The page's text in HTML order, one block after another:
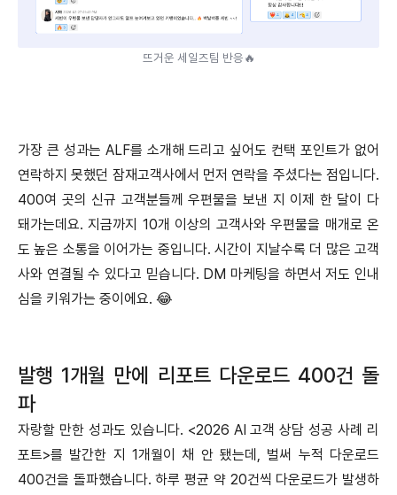
뜨거운 세일즈팀 반응🔥
가장 큰 성과는 ALF를 소개해 드리고 싶어도 컨택 포인트가 없어
연락하지 못했던 잠재고객사에서 먼저 연락을 주셨다는 점입니다.
400여 곳의 신규 고객분들께 우편물을 보낸 지 이제 한 달이 다
돼가는데요. 지금까지 10개 이상의 고객사와 우편물을 매개로 온
도 높은 소통을 이어가는 중입니다. 시간이 지날수록 더 많은 고객
사와 연결될 수 있다고 믿습니다. DM 마케팅을 하면서 저도 인내
심을 키워가는 중이에요. 😂
발행 1개월 만에 리포트 다운로드 400건 돌
파
자랑할 만한 성과도 있습니다. <2026 AI 고객 상담 성공 사례 리
포트>를 발간한 지 1개월이 채 안 됐는데, 벌써 누적 다운로드
400건을 돌파했습니다. 하루 평균 약 20건씩 다운로드가 발생하